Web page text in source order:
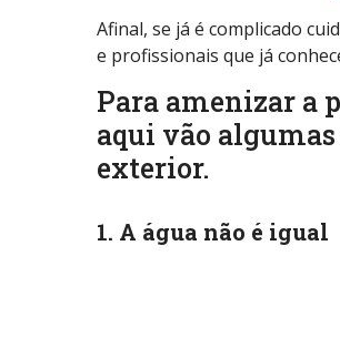
Afinal, se já é complicado
e profissionais que já
Para amenizar a
aqui vão
exterior.
1. A água não é igual